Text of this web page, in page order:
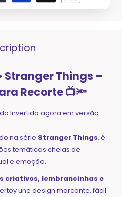
Stranger Things –
Recorte📺🔦
Invertido agora em versão
na série Stranger Things, é
temáticas cheias de
e emoção.
criativos, lembrancinhas e
une design marcante, fácil